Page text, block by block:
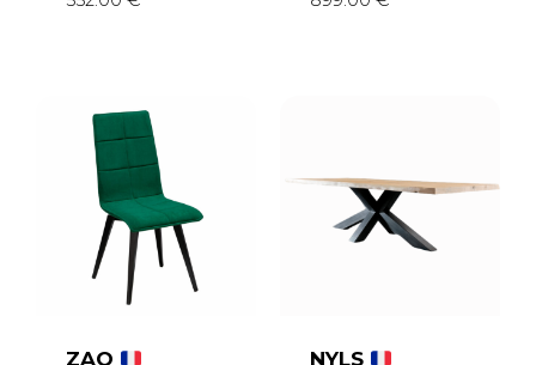
ZAO NYLS